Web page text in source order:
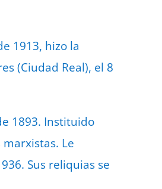
1913, hizo la
(Ciudad Real), el 8
1893. Instituido
Le
Sus reliquias se